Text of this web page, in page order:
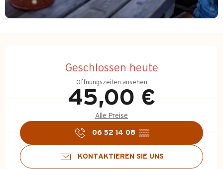
Geschlossen heute
Öffnungszeiten ansehen
45,00 €
Alle Preise
06 52 14 08 ▒▒
KONTAKTIEREN SIE UNS